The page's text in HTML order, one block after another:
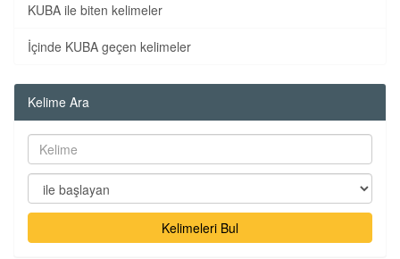
KUBA ile biten kelimeler
İçinde KUBA geçen kelimeler
Kelime Ara
Kelimeleri Bul